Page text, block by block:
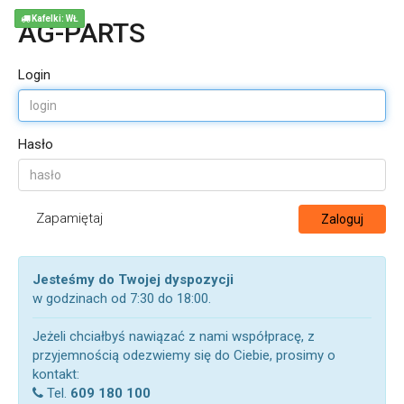
AG-PARTS
Login
Hasło
Zapamiętaj Zaloguj
Jesteśmy do Twojej dyspozycji
w godzinach od 7:30 do 18:00.
Jeżeli chciałbyś nawiązać z nami współpracę, z
przyjemnością odezwiemy się do Ciebie, prosimy o
kontakt:
Tel. 609 180 100
Kafelki: WŁ